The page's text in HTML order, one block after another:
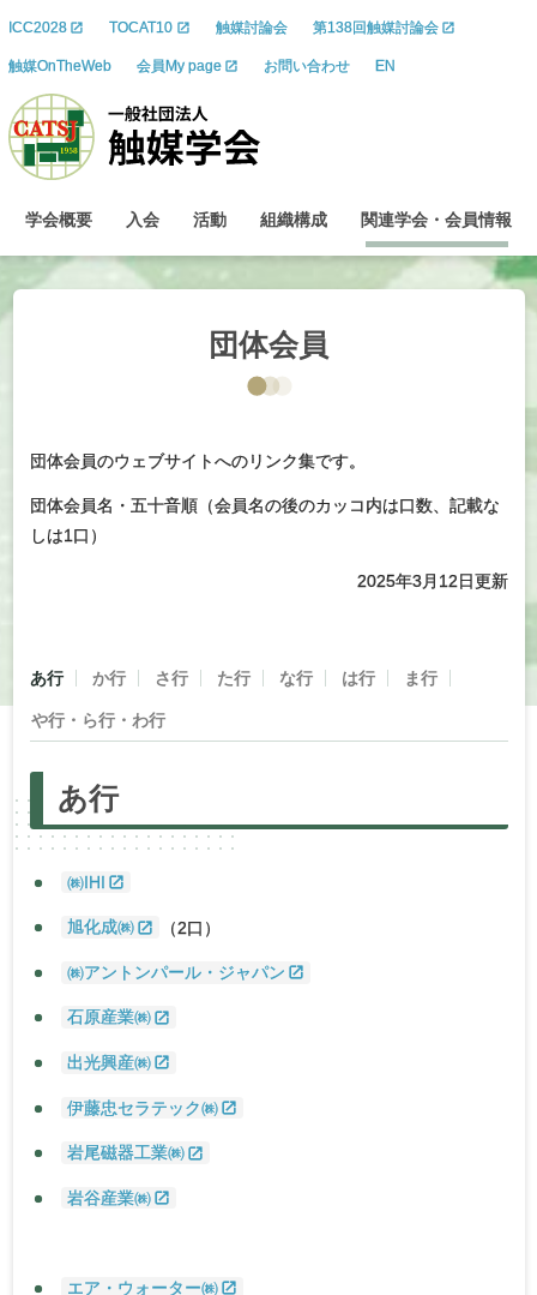
ICC2028 TOCAT10 触媒討論会 第138回触媒討論会
触媒OnTheWeb 会員My page お問い合わせ EN
学会概要 入会 活動 組織構成 関連学会 ・ 会員情報
団体会員
団体会員のウェブサイトへのリンク集です。
団体会員名・五十音順（会員名の後のカッコ内は口数、記載な
しは1口）
2025年3月12日更新
あ行 か行 さ行 た行 な行 は行 ま行
や行・ ら行・わ行
あ行
㈱IHI
旭化成㈱ （2口）
㈱アントンパール・ジャパン
石原産業㈱
出光興産㈱
伊藤忠セラテック㈱
岩尾磁器工業㈱
岩谷産業㈱
エア・ウォーター㈱